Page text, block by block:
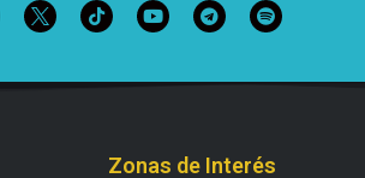
Zonas de Interés